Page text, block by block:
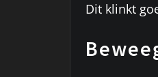
Dit klinkt